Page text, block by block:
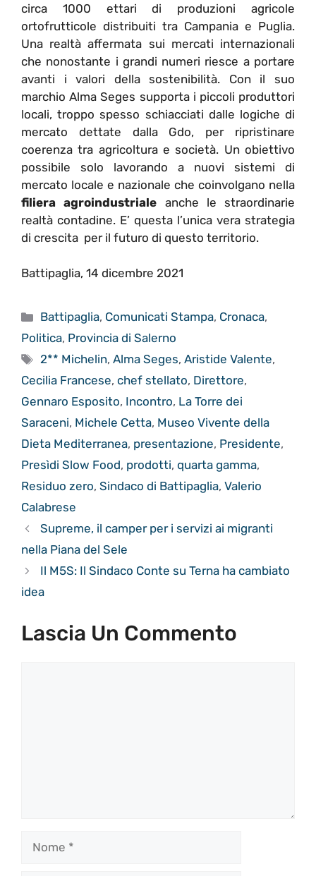
circa 1000 ettari di produzioni agricole
ortofrutticole distribuiti tra Campania e Puglia.
Una realtà affermata sui mercati internazionali
che nonostante i grandi numeri riesce a portare
avanti i valori della sostenibilità. Con il suo
marchio Alma Seges supporta i piccoli produttori
locali, troppo spesso schiacciati dalle logiche di
mercato dettate dalla Gdo, per ripristinare
coerenza tra agricoltura e società. Un obiettivo
possibile solo lavorando a nuovi sistemi di
mercato locale e nazionale che coinvolgano nella
filiera agroindustriale anche le straordinarie
realtà contadine. E’ questa l’unica vera strategia
di crescita per il futuro di questo territorio.
Battipaglia, 14 dicembre 2021
Categorie
Battipaglia, Comunicati Stampa, Cronaca,
Politica, Provincia di Salerno
Tag
2** Michelin,Alma Seges,Aristide Valente,
Cecilia Francese, chef stellato, Direttore,
Gennaro Esposito, Incontro, La Torre dei
Saraceni, Michele Cetta, Museo Vivente della
Dieta Mediterranea, presentazione, Presidente,
Presìdi Slow Food, prodotti, quarta gamma,
Residuo zero, Sindaco di Battipaglia, Valerio
Calabrese
Supreme, il camper per i servizi ai migranti
nella Piana del Sele
Il M5S: Il Sindaco Conte su Terna ha cambiato
idea
Lascia Un Commento